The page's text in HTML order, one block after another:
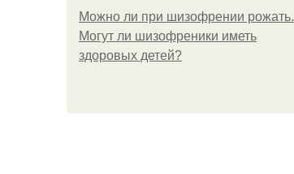
Можно ли при шизофрении рожать.
Могут ли шизофреники иметь
здоровых детей?